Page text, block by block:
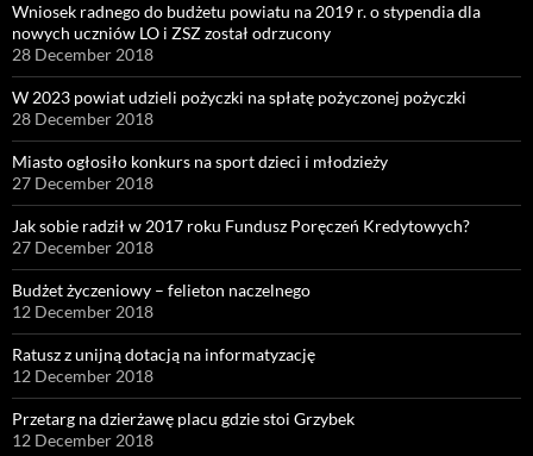
Wniosek radnego do budżetu powiatu na 2019 r. o stypendia dla
nowych uczniów LO i ZSZ został odrzucony
28 December 2018
W 2023 powiat udzieli pożyczki na spłatę pożyczonej pożyczki
28 December 2018
Miasto ogłosiło konkurs na sport dzieci i młodzieży
27 December 2018
Jak sobie radził w 2017 roku Fundusz Poręczeń Kredytowych?
27 December 2018
Budżet życzeniowy – felieton naczelnego
12 December 2018
Ratusz z unijną dotacją na informatyzację
12 December 2018
Przetarg na dzierżawę placu gdzie stoi Grzybek
12 December 2018